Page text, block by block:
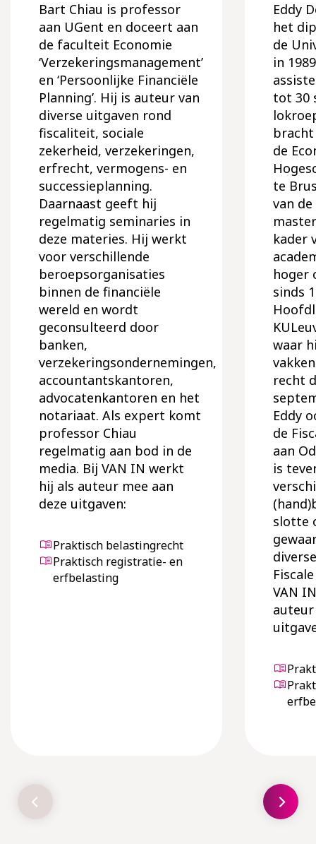
Bart Chiau is professor
aan UGent en doceert aan
de faculteit Economie
‘Verzekeringsmanagement’
en ‘Persoonlijke Financiële
Planning’. Hij is auteur van
diverse uitgaven rond
fiscaliteit, sociale
zekerheid, verzekeringen,
erfrecht, vermogens- en
successieplanning.
Daarnaast geeft hij
regelmatig seminaries in
deze materies. Hij werkt
voor verschillende
beroepsorganisaties
binnen de financiële
wereld en wordt
geconsulteerd door
banken,
verzekeringsondernemingen,
accountantskantoren,
advocatenkantoren en het
notariaat. Als expert komt
professor Chiau
regelmatig aan bod in de
media. Bij VAN IN werkt
hij als auteur mee aan
deze uitgaven:
Praktisch belastingrecht
Praktisch registratie- en
erfbelasting
Eddy
het
de
in
tot 30
bracht
de
te
van
kader
hoger
sinds
waar
recht
Eddy
de
aan
is
slotte
VAN
auteur